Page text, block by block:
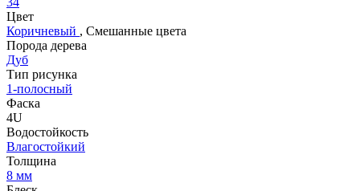
Цвет
Коричневый , Смешанные цвета
Порода дерева
Дуб
Тип рисунка
1-полосный
Фаска
4U
Водостойкость
Влагостойкий
Толщина
8 мм